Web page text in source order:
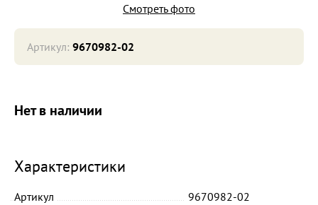
Смотреть фото
Нет в наличии
Характеристики
Артикул
9670982-02
Артикул: 9670982-02